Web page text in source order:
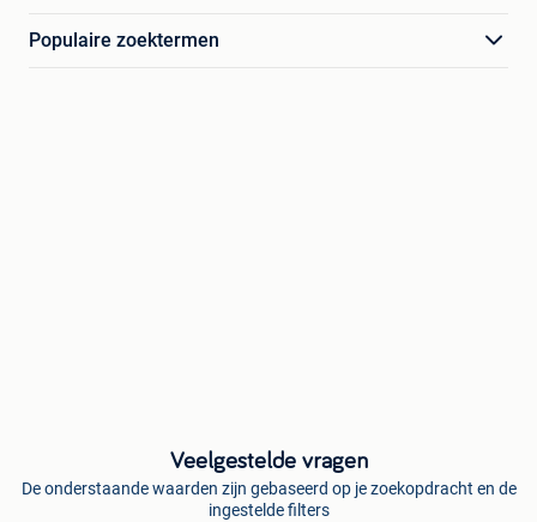
Populaire zoektermen
Veelgestelde vragen
De onderstaande waarden zijn gebaseerd op je zoekopdracht en de
ingestelde filters